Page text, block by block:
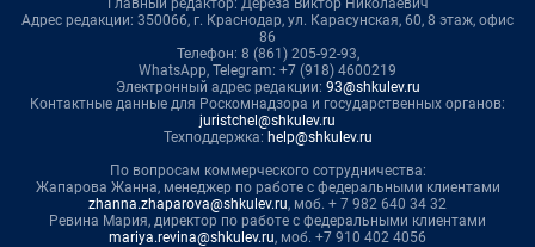
Адрес редакции: 350066, г. Краснодар, ул. Карасунская, 60, 8 этаж, офис
86
Телефон: 8 (861) 205-92-93,
WhatsApp, Telegram: +7 (918) 4600219
Электронный адрес редакции: 93@shkulev.ru
Контактные данные для Роскомнадзора и государственных органов:
juristchel@shkulev.ru
Техподдержка: help@shkulev.ru
По вопросам коммерческого сотрудничества:
Жапарова Жанна, менеджер по работе с федеральными клиентами
zhanna.zhaparova@shkulev.ru, моб. + 7 982 640 34 32
Ревина Мария, директор по работе с федеральными клиентами
mariya.revina@shkulev.ru, моб. +7 910 402 4056